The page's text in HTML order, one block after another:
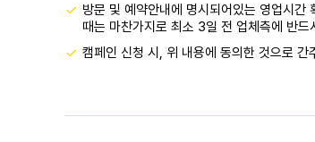
방문 및 예약안내에 명시되어있는 영업시
때는 마찬가지로 최소 3일 전 업체측에 반
캠페인 신청 시, 위 내용에 동의한 것으로